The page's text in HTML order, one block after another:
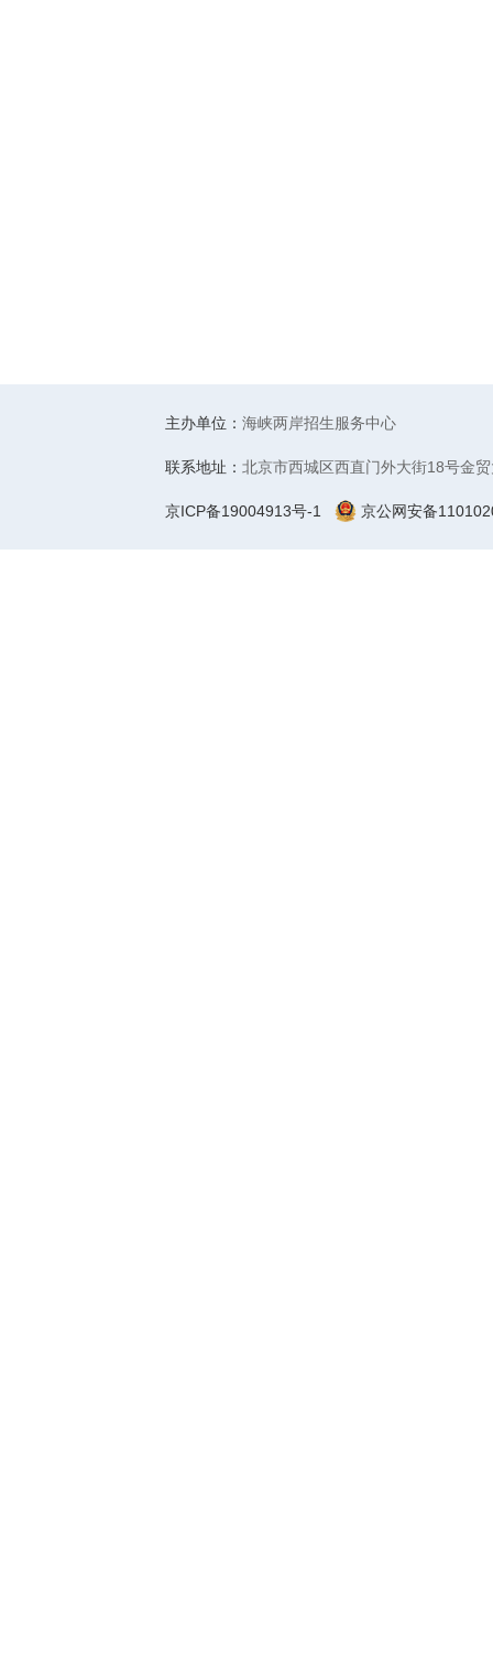
主办单位： 海峡两岸招生服务中心
联系地址： 北京市西城区西直门外大街18号金
京ICP备19004913号-1 京公网安备